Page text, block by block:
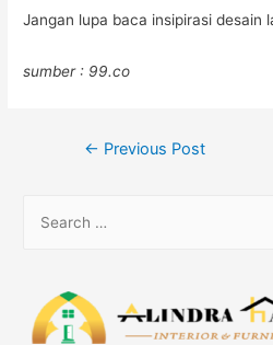
Jangan lupa baca insipirasi desain
sumber : 99.co
Post
← Previous Post